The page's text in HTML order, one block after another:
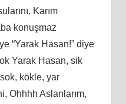
Karım
konuşmaz
“Yarak Hasan!” diye
Yarak Hasan, sik
kökle, yar
Ohhhh Aslanlarım,